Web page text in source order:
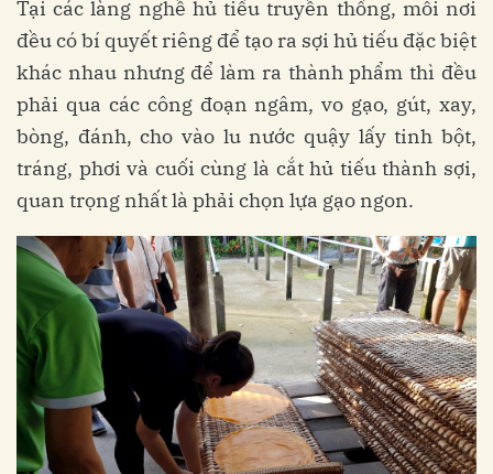
Tại các làng nghề hủ tiếu truyền thống, mỗi nơi
đều có bí quyết riêng để tạo ra sợi hủ tiếu đặc biệt
khác nhau nhưng để làm ra thành phẩm thì đều
phải qua các công đoạn ngâm, vo gạo, gút, xay,
bòng, đánh, cho vào lu nước quậy lấy tinh bột,
tráng, phơi và cuối cùng là cắt hủ tiếu thành sợi,
quan trọng nhất là phải chọn lựa gạo ngon.